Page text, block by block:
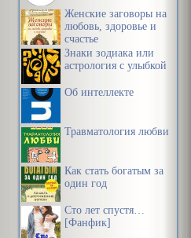
Женские заговоры на
любовь, здоровье и
счастье
Знаки зодиака или
астрология с улыбкой
Об интеллекте
Травматология любви
Как стать богатым за
один год
Сто лет спустя…
[Фанфик]